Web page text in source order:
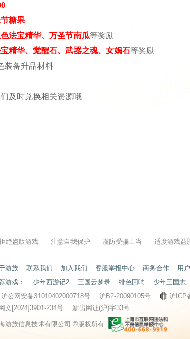
糖果
法宝精华、万圣节南瓜等奖励
精华、觉醒石、武器之魂、女娲石等奖励
装备升品材料
及时兑换相关资源哦
绝盗版游戏 注意自我保护 谨防受骗上当 适度游戏益
游族 联系我们 加入我们 客服举报中心 商务合作
用
游戏：
少年西游记2 三国云梦录 绯色回响
少年三国志
沪公网安备31010402000718号
沪B2-20090105号
沪ICP
文[2024]3901-234号
新出网证(沪)字33号
海游族信息技术有限公司 ©版权所有